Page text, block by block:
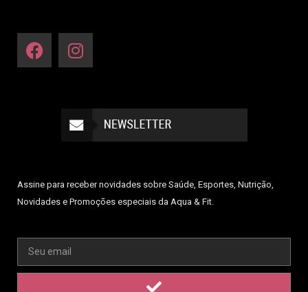
Assine para receber novidades sobre Saúde, Esportes, Nutrição,
Novidades e Promoções especiais da Aqua & Fit.